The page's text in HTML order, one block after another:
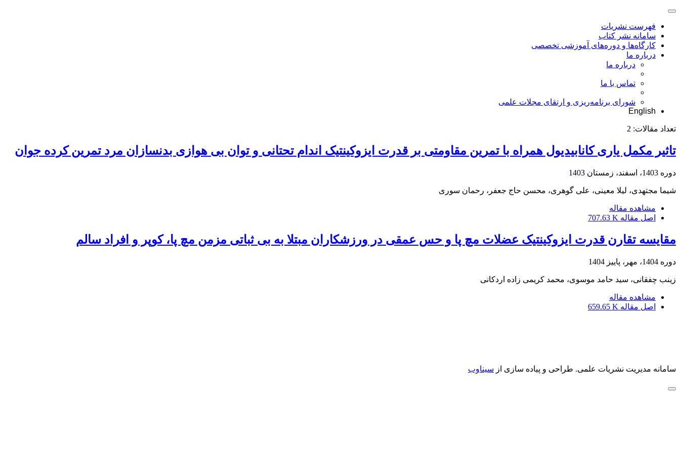
فهرست نشریات
سامانه نشر کتاب
کارگاه‌ها و دوره‌های آموزشی تخصصی
درباره ما
درباره ما
تماس با ما
شورای برنامه‌ریزی و ارتقای مجلات علمی
English
تعداد مقالات: 2
تاثیر مکمل یاری کانابیدیول همراه با تمرین مقاومتی بر قدرت ایزوکینتیک اندام تحتانی و توان بی هوازی بدنسازان مرد تمرین کرده جوان
دوره 1403، اسفند، زمستان 1403
شیما مجتهدی، لیلا معینی، علی گوهری، محسن حاج جعفر، رحمان سوری
مشاهده مقاله
اصل مقاله 707.63 K
مقایسه تقارن قدرت ایزوکینتیک عضلات مچ پا و حس عمقی در ورزشکاران مبتلا به بی ثباتی مزمن مچ پا، کوپر و افراد سالم
دوره 1404، مهر، پاییز 1404
زینب چفقانی، سید حامد موسوی، محمد کریمی زاده اردکانی
مشاهده مقاله
اصل مقاله 659.65 K
سامانه مدیریت نشریات علمی. طراحی و پیاده سازی از سیناوب